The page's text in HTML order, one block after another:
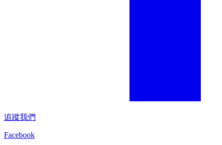
追蹤我們
Facebook